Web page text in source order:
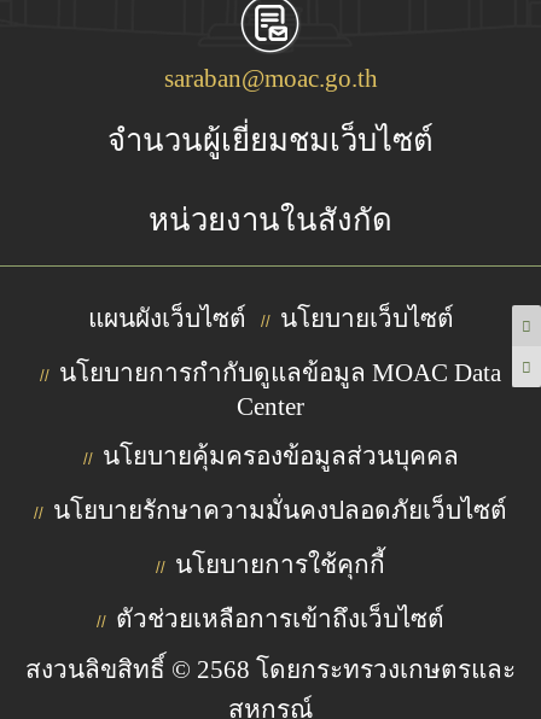
saraban@moac.go.th
จำนวนผู้เยี่ยมชมเว็บไซต์
หน่วยงานในสังกัด
แผนผังเว็บไซต์ // นโยบายเว็บไซต์
// นโยบายการกำกับดูแลข้อมูล MOAC Data
Center
// นโยบายคุ้มครองข้อมูลส่วนบุคคล
// นโยบายรักษาความมั่นคงปลอดภัยเว็บไซต์
// นโยบายการใช้คุกกี้
// ตัวช่วยเหลือการเข้าถึงเว็บไซต์
สงวนลิขสิทธิ์ © 2568 โดยกระทรวงเกษตรและ
สหกรณ์